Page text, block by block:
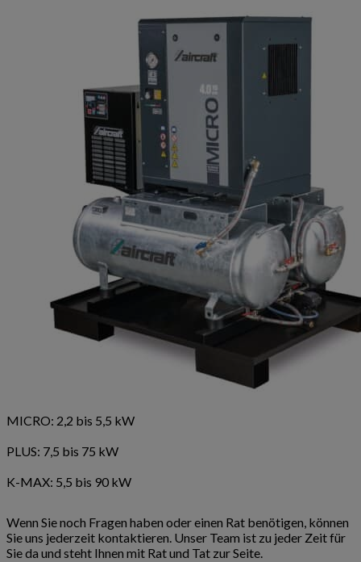
MICRO: 2,2 bis 5,5 kW
PLUS: 7,5 bis 75 kW
K-MAX: 5,5 bis 90 kW
Wenn Sie noch Fragen haben oder einen Rat benötigen, können
Sie uns jederzeit kontaktieren. Unser Team ist zu jeder Zeit für
Sie da und steht Ihnen mit Rat und Tat zur Seite.